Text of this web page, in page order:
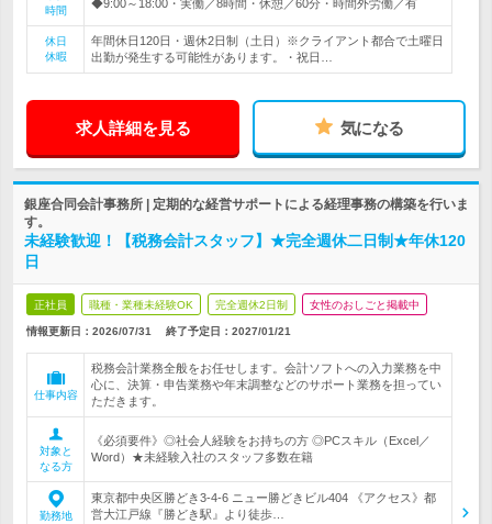
時間
◆9:00～18:00・実働／8時間・休憩／60分・時間外労働／有
休日
休暇
年間休日120日・週休2日制（土日）※クライアント都合で土曜日
出勤が発生する可能性があります。・祝日…
求人詳細を見る 気になる
銀座合同会計事務所 | 定期的な経営サポートによる経理事務の構築を行いま
す。
未経験歓迎！【税務会計スタッフ】★完全週休二日制★年休120
日
正社員 職種・業種未経験OK 完全週休2日制 女性のおしごと掲載中
情報更新日：2026/07/31 終了予定日： 2027/01/21
仕事内容
税務会計業務全般をお任せします。会計ソフトへの入力業務を中
心に、決算・申告業務や年末調整などのサポート業務を担ってい
ただきます。
対象と
なる方
《必須要件》◎社会人経験をお持ちの方 ◎PCスキル（Excel／
Word）★未経験入社のスタッフ多数在籍
勤務地
東京都中央区勝どき3-4-6 ニュー勝どきビル404 《アクセス》都
営大江戸線『勝どき駅』より徒歩…